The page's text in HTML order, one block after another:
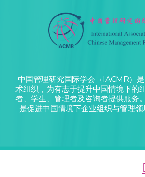
中国管理研究国际学会（IACMR）
术组织，为有志于提升中国情境下的
者、学生、管理者及咨询者提供服务
是促进中国情境下企业组织与管理领